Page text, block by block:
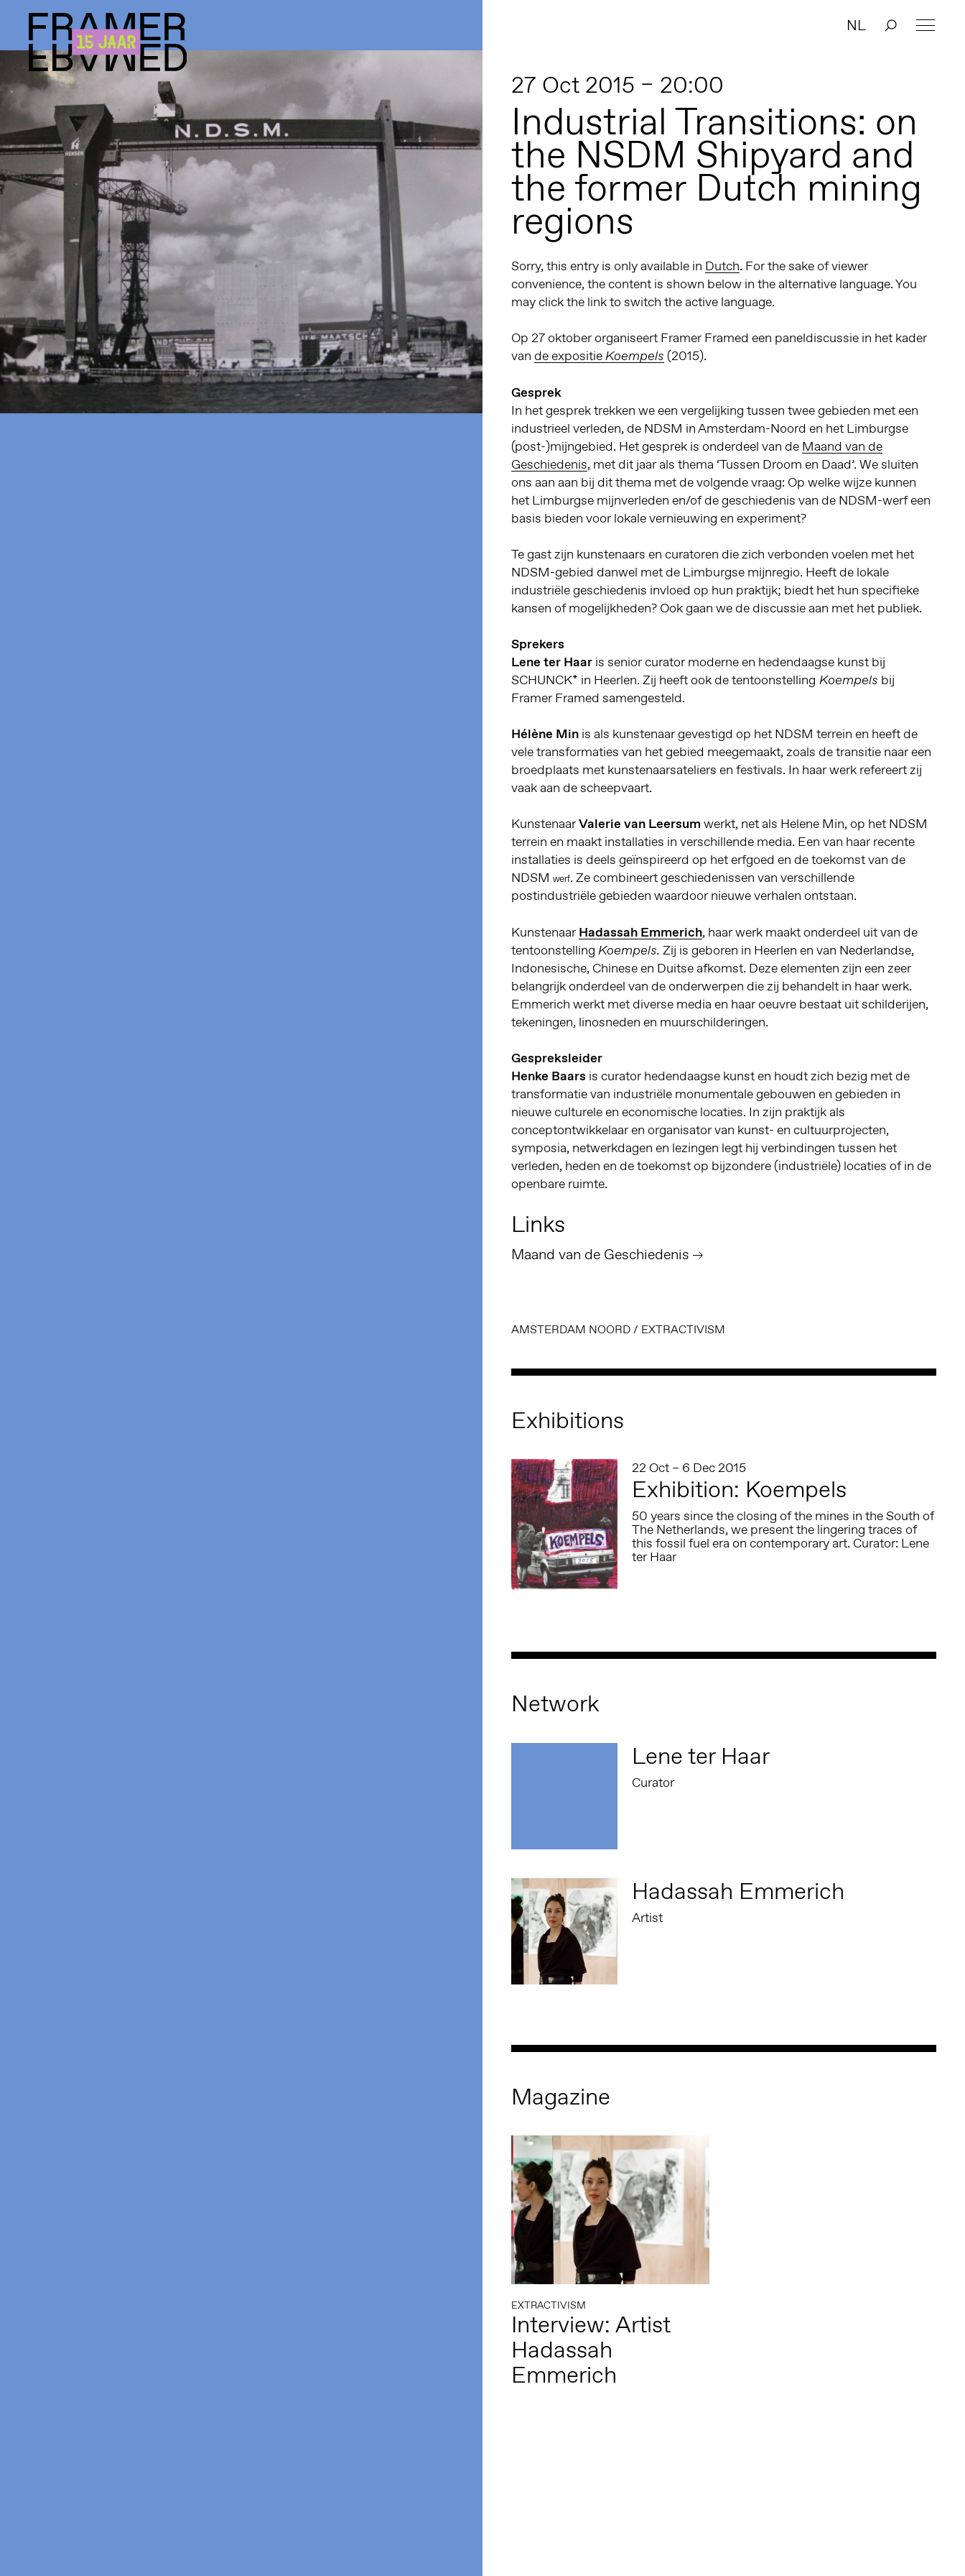
NL
27 Oct 2015 – 20:00
Industrial Transitions: on
the NSDM Shipyard and
the former Dutch mining
regions
Sorry, this entry is only available in Dutch. For the sake of viewer
convenience, the content is shown below in the alternative language. You
may click the link to switch the active language.
Op 27 oktober organiseert Framer Framed een paneldiscussie in het kader
van de expositieKoempels (2015).
Gesprek
In het gesprek trekken we een vergelijking tussen twee gebieden met een
industrieel verleden, de NDSM in Amsterdam-Noord en het Limburgse
(post-)mijngebied. Het gesprek is onderdeel van de Maand van de
Geschiedenis, met dit jaar als thema ‘Tussen Droom en Daad’. We sluiten
ons aan aan bij dit thema met de volgende vraag: Op welke wijze kunnen
het Limburgse mijnverleden en/of de geschiedenis van de NDSM-werf een
basis bieden voor lokale vernieuwing en experiment?
Te gast zijn kunstenaars en curatoren die zich verbonden voelen met het
NDSM-gebied danwel met de Limburgse mijnregio. Heeft de lokale
industriële geschiedenis invloed op hun praktijk; biedt het hun specifieke
kansen of mogelijkheden? Ook gaan we de discussie aan met het publiek.
Sprekers
Lene ter Haar is senior curator moderne en hedendaagse kunst bij
SCHUNCK* in Heerlen. Zij heeft ook de tentoonstelling Koempels bij
Framer Framed samengesteld.
Hélène Min is als kunstenaar gevestigd op het NDSM terrein en heeft de
vele transformaties van het gebied meegemaakt, zoals de transitie naar een
broedplaats met kunstenaarsateliers en festivals. In haar werk refereert zij
vaak aan de scheepvaart.
KunstenaarValerie van Leersum werkt, net als Helene Min, op het NDSM
terrein en maakt installaties in verschillende media. Een van haar recente
installaties is deels geïnspireerd op het erfgoed en de toekomst van de
NDSM werf. Ze combineert geschiedenissen van verschillende
postindustriële gebieden waardoor nieuwe verhalen ontstaan.
KunstenaarHadassah Emmerich, haar werk maakt onderdeel uit van de
tentoonstelling Koempels. Zij is geboren in Heerlen en van Nederlandse,
Indonesische, Chinese en Duitse afkomst. Deze elementen zijn een zeer
belangrijk onderdeel van de onderwerpen die zij behandelt in haar werk.
Emmerich werkt met diverse media en haar oeuvre bestaat uit schilderijen,
tekeningen, linosneden en muurschilderingen.
Gespreksleider
Henke Baars is curator hedendaagse kunst en houdt zich bezig met de
transformatie van industriële monumentale gebouwen en gebieden in
nieuwe culturele en economische locaties. In zijn praktijk als
conceptontwikkelaar en organisator van kunst- en cultuurprojecten,
symposia, netwerkdagen en lezingen legt hij verbindingen tussen het
verleden, heden en de toekomst op bijzondere (industriële) locaties of in de
openbare ruimte.
Links
Maand van de Geschiedenis
AMSTERDAM NOORD/ EXTRACTIVISM
Exhibitions
22 Oct – 6 Dec 2015
Exhibition: Koempels
50 years since the closing of the mines in the South of
The Netherlands, we present the lingering traces of
this fossil fuel era on contemporary art. Curator: Lene
ter Haar
Network
Lene ter Haar
Curator
Hadassah Emmerich
Artist
Magazine
EXTRACTIVISM
Interview: Artist
Hadassah
Emmerich